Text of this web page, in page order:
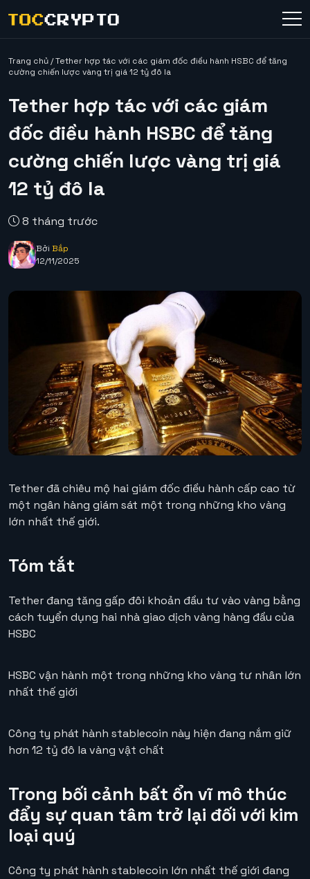
Trang chủ/Tether hợp tác với các giám đốc điều hành HSBC để tăng
cường chiến lược vàng trị giá 12 tỷ đô la
Tether hợp tác với các giám
đốc điều hành HSBC để tăng
cường chiến lược vàng trị giá
12 tỷ đô la
8 tháng trước
Bởi Bắp
12/11/2025
Tether đã chiêu mộ hai giám đốc điều hành cấp cao từ
một ngân hàng giám sát một trong những kho vàng
lớn nhất thế giới.
Tóm tắt
Tether đang tăng gấp đôi khoản đầu tư vào vàng bằng
cách tuyển dụng hai nhà giao dịch vàng hàng đầu của
HSBC
HSBC vận hành một trong những kho vàng tư nhân lớn
nhất thế giới
Công ty phát hành stablecoin này hiện đang nắm giữ
hơn 12 tỷ đô la vàng vật chất
Trong bối cảnh bất ổn vĩ mô thúc
đẩy sự quan tâm trở lại đối với kim
loại quý
Công ty phát hành stablecoin lớn nhất thế giới đang